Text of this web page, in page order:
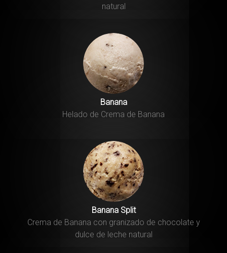
natural
Banana
Helado de Crema de Banana
Banana Split
Crema de Banana con granizado de chocolate y
dulce de leche natural